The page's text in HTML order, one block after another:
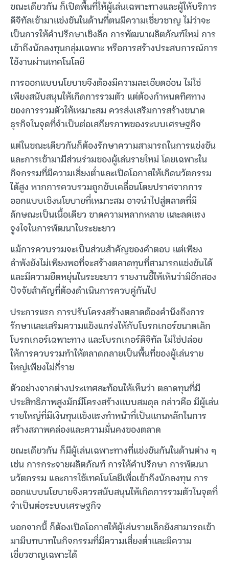
ขณะเดียวกัน ก็เปิดพื้นที่ให้ผู้เล่นเฉพาะทางและผู้ให้บริการ
ดิจิทัลเข้ามาแข่งขันในด้านที่ตนมีความเชี่ยวชาญ ไม่ว่าจะ
เป็นการให้คำปรึกษาเชิงลึก การพัฒนาผลิตภัณฑ์ใหม่ การ
เข้าถึงนักลงทุนกลุ่มเฉพาะ หรือการสร้างประสบการณ์การ
ใช้งานผ่านเทคโนโลยี
การออกแบบนโยบายจึงต้องมีความละเอียดอ่อน ไม่ใช่
เพียงสนับสนุนให้เกิดการรวมตัว แต่ต้องกำหนดทิศทาง
ของการรวมตัวให้เหมาะสม ควรส่งเสริมการสร้างขนาด
ธุรกิจในจุดที่จำเป็นต่อเสถียรภาพของระบบเศรษฐกิจ
แต่ในขณะเดียวกันก็ต้องรักษาความสามารถในการแข่งขัน
และการเข้ามามีส่วนร่วมของผู้เล่นรายใหม่ โดยเฉพาะใน
กิจกรรมที่มีความเสี่ยงต่ำและเปิดโอกาสให้เกิดนวัตกรรม
ได้สูง หากการควบรวมถูกขับเคลื่อนโดยปราศจากการ
ออกแบบเชิงนโยบายที่เหมาะสม อาจนำไปสู่ตลาดที่มี
ลักษณะเป็นเนื้อเดียว ขาดความหลากหลาย และลดแรง
จูงใจในการพัฒนาในระยะยาว
แม้การควบรวมจะเป็นส่วนสำคัญของคำตอบ แต่เพียง
ลำพังยังไม่เพียงพอที่จะสร้างตลาดทุนที่สามารถแข่งขันได้
และมีความยืดหยุ่นในระยะยาว รายงานชี้ให้เห็นว่ามีอีกสอง
ปัจจัยสำคัญที่ต้องดำเนินการควบคู่กันไป
ประการแรก การปรับโครงสร้างตลาดต้องคำนึงถึงการ
รักษาและเสริมความแข็งแกร่งให้กับโบรกเกอร์ขนาดเล็ก
โบรกเกอร์เฉพาะทาง และโบรกเกอร์ดิจิทัล ไม่ใช่ปล่อย
ให้การควบรวมทำให้ตลาดกลายเป็นพื้นที่ของผู้เล่นราย
ใหญ่เพียงไม่กี่ราย
ตัวอย่างจากต่างประเทศสะท้อนให้เห็นว่า ตลาดทุนที่มี
ประสิทธิภาพสูงมักมีโครงสร้างแบบสมดุล กล่าวคือ มีผู้เล่น
รายใหญ่ที่มีเงินทุนแข็งแรงทำหน้าที่เป็นแกนหลักในการ
สร้างสภาพคล่องและความมั่นคงของตลาด
ขณะเดียวกัน ก็มีผู้เล่นเฉพาะทางที่แข่งขันกันในด้านต่าง ๆ
เช่น การกระจายผลิตภัณฑ์ การให้คำปรึกษา การพัฒนา
นวัตกรรม และการใช้เทคโนโลยีเพื่อเข้าถึงนักลงทุน การ
ออกแบบนโยบายจึงควรสนับสนุนให้เกิดการรวมตัวในจุดที่
จำเป็นต่อระบบเศรษฐกิจ
นอกจากนี้ ก็ต้องเปิดโอกาสให้ผู้เล่นรายเล็กยังสามารถเข้า
มามีบทบาทในกิจกรรมที่มีความเสี่ยงต่ำและมีความ
เชี่ยวชาญเฉพาะได้